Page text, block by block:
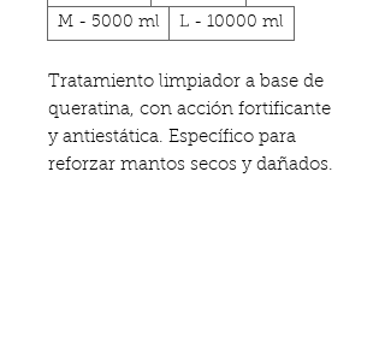
M - 5000 ml
L - 10000 ml
Tratamiento limpiador a base de
queratina, con acción fortificante
y antiestática. Específico para
reforzar mantos secos y dañados.